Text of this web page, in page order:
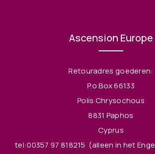
Ascension Europe
Retouradres goederen:
P.o Box 66133
Polis Chrysochous
8831 Paphos
Cyprus
tel:00357 97 818215 (alleen in het